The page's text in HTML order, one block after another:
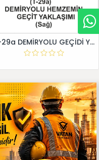
T-29a DEMİRYOLU GEÇİDİ YAKLAŞIM LEVHALARI (Sağ)